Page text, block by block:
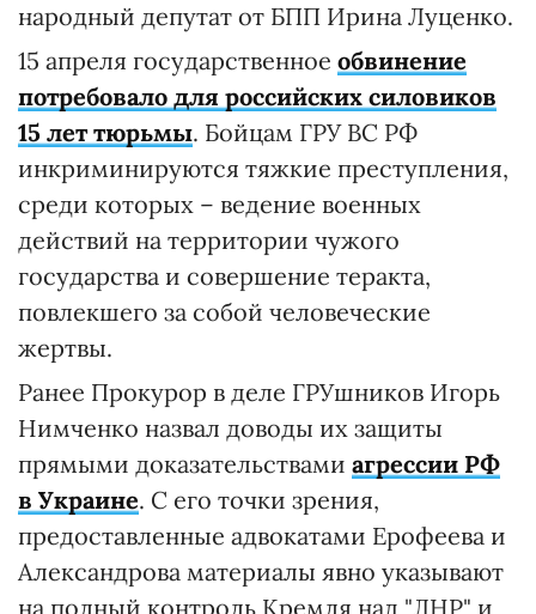
народный депутат от БПП Ирина Луценко.
15 апреля государственное обвинение
потребовало для российских силовиков
15 лет тюрьмы. Бойцам ГРУ ВС РФ
инкриминируются тяжкие преступления,
среди которых – ведение военных
действий на территории чужого
государства и совершение теракта,
повлекшего за собой человеческие
жертвы.
Ранее Прокурор в деле ГРУшников Игорь
Нимченко назвал доводы их защиты
прямыми доказательствами агрессии РФ
в Украине. С его точки зрения,
предоставленные адвокатами Ерофеева и
Александрова материалы явно указывают
на полный контроль Кремля над "ЛНР" и